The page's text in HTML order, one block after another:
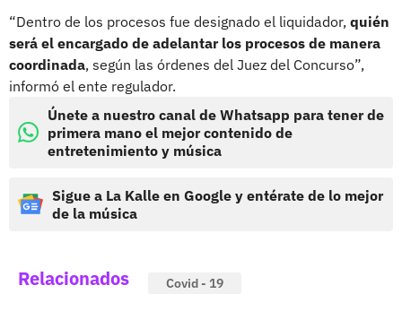
“Dentro de los procesos fue designado el liquidador, quién
será el encargado de adelantar los procesos de manera
coordinada, según las órdenes del Juez del Concurso”,
informó el ente regulador.
Únete a nuestro canal de Whatsapp para tener de
primera mano el mejor contenido de
entretenimiento y música
Sigue a La Kalle en Google y entérate de lo mejor
de la música
Relacionados Covid - 19